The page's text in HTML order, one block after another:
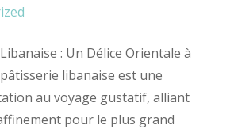
: Un Délice Orientale à
libanaise est une
au voyage gustatif, alliant
pour le plus grand